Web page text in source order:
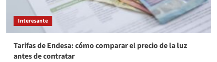
Interesante
Tarifas de Endesa: cómo comparar el precio de la luz
antes de contratar